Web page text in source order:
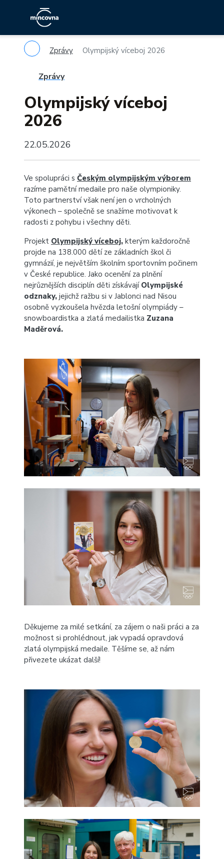
Zprávy Olympijský víceboj 2026
Zprávy
Olympijský víceboj
2026
22.05.2026
Ve spolupráci s Českým olympijským výborem
razíme pamětní medaile pro naše olympioniky.
Toto partnerství však není jen o vrcholných
výkonech – společně se snažíme motivovat k
radosti z pohybu i všechny děti.
Projekt Olympijský víceboj, kterým každoročně
projde na 138.000 dětí ze základních škol či
gymnázií, je největším školním sportovním počinem
v České republice. Jako ocenění za plnění
nejrůznějších disciplín děti získávají Olympijské
odznaky, jejichž ražbu si v Jablonci nad Nisou
osobně vyzkoušela hvězda letošní olympiády –
snowboardistka a zlatá medailistka Zuzana
Maděrová.
Děkujeme za milé setkání, za zájem o naši práci a za
možnost si prohlédnout, jak vypadá opravdová
zlatá olympijská medaile. Těšíme se, až nám
přivezete ukázat další!